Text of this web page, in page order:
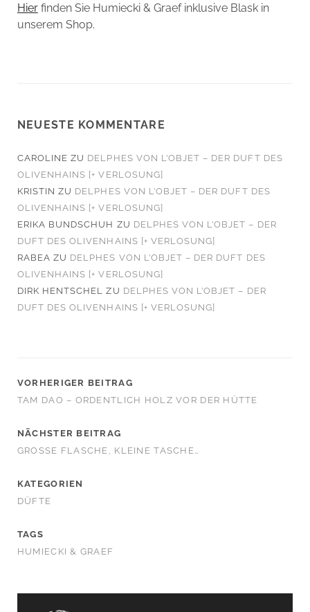
Hierfinden Sie Humiecki & Graef inklusive Blask in
unserem Shop.
NEUESTE KOMMENTARE
CAROLINE ZU DELPHES VON L’OBJET – DER DUFT DES
OLIVENHAINS [+ VERLOSUNG]
KRISTIN ZU DELPHES VON L’OBJET – DER DUFT DES
OLIVENHAINS [+ VERLOSUNG]
ERIKA BUNDSCHUH ZU DELPHES VON L’OBJET – DER
DUFT DES OLIVENHAINS [+ VERLOSUNG]
RABEA ZU DELPHES VON L’OBJET – DER DUFT DES
OLIVENHAINS [+ VERLOSUNG]
DIRK HENTSCHEL
ZU DELPHES VON L’OBJET – DER
DUFT DES OLIVENHAINS [+ VERLOSUNG]
VORHERIGER BEITRAG
TAM DAO – ORDENTLICH HOLZ VOR DER HÜTTE
NÄCHSTER BEITRAG
GROSSE FLASCHE, KLEINE TASCHE…
KATEGORIEN
DÜFTE
TAGS
HUMIECKI & GRAEF